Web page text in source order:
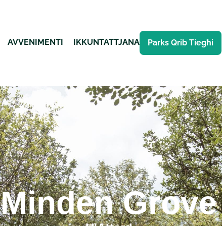
AVVENIMENTI IKKUNTATTJANA Parks Qrib Tiegħi
Minden Grove